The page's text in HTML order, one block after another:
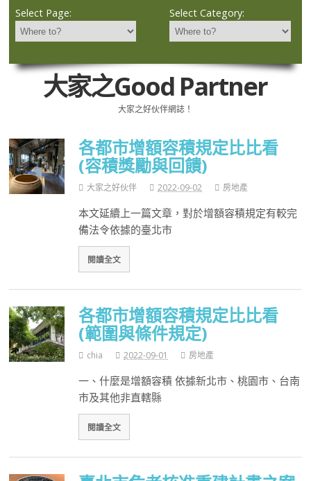
Select Page: Select Category:
大家之Good Partner
大家之好伙伴網誌！
各都市增額容積規定比比看
(容積獎勵與回饋)
大家之好伙伴 2022-09-02 房地產
本文延續上一篇文章，對於增額容積規定有較完
備法令依據的臺北市
閱讀全文
各都市增額容積規定比比看
(範圍與條件規定)
chia 2022-09-01 房地產
一、什麼是增額容積 依據新北市、桃園市、台南
市及其他非直轄縣
閱讀全文